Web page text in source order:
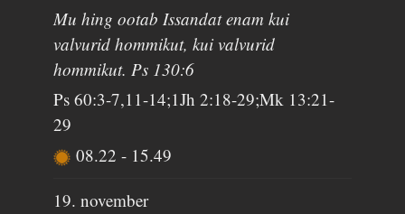
Mu hing ootab Issandat enam kui
valvurid hommikut, kui valvurid
hommikut. Ps 130:6
Ps 60:3-7,11-14;1Jh 2:18-29;Mk 13:21-
29
08.22- 15.49
19. november